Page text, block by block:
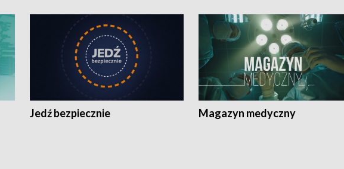
Jedź bezpiecznie Magazyn medyczny